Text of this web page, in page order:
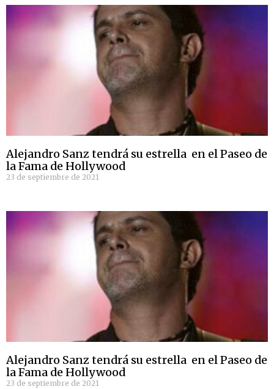
Alejandro Sanz tendrá su estrella en el Paseo de
la Fama de Hollywood
23 de septiembre de 2021
Alejandro Sanz tendrá su estrella en el Paseo de
la Fama de Hollywood
23 de septiembre de 2021